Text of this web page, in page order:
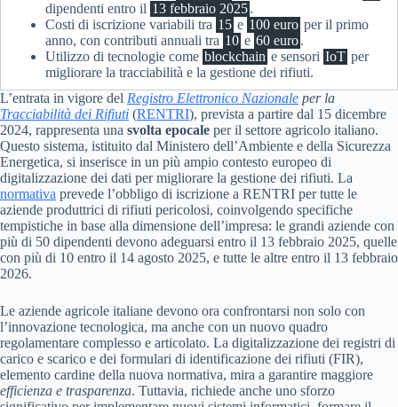
dipendenti entro il 13 febbraio 2025.
Costi di iscrizione variabili tra 15 e 100 euro per il primo
anno, con contributi annuali tra 10 e 60 euro.
Utilizzo di tecnologie come blockchain e sensori IoT per
migliorare la tracciabilità e la gestione dei rifiuti.
L’entrata in vigore del Registro Elettronico Nazionale per la
Tracciabilità dei Rifiuti (RENTRI), prevista a partire dal 15 dicembre
2024, rappresenta una svolta epocale per il settore agricolo italiano.
Questo sistema, istituito dal Ministero dell’Ambiente e della Sicurezza
Energetica, si inserisce in un più ampio contesto europeo di
digitalizzazione dei dati per migliorare la gestione dei rifiuti. La
normativa prevede l’obbligo di iscrizione a RENTRI per tutte le
aziende produttrici di rifiuti pericolosi, coinvolgendo specifiche
tempistiche in base alla dimensione dell’impresa: le grandi aziende con
più di 50 dipendenti devono adeguarsi entro il 13 febbraio 2025, quelle
con più di 10 entro il 14 agosto 2025, e tutte le altre entro il 13 febbraio
2026.
Le aziende agricole italiane devono ora confrontarsi non solo con
l’innovazione tecnologica, ma anche con un nuovo quadro
regolamentare complesso e articolato. La digitalizzazione dei registri di
carico e scarico e dei formulari di identificazione dei rifiuti (FIR),
elemento cardine della nuova normativa, mira a garantire maggiore
efficienza e trasparenza. Tuttavia, richiede anche uno sforzo